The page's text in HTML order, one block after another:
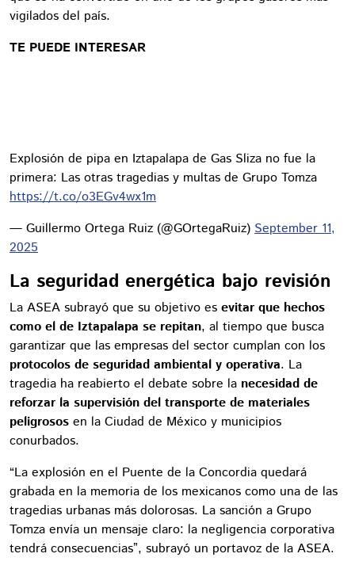
vigilados del país.
TE PUEDE INTERESAR
Explosión de pipa en Iztapalapa de Gas Sliza no fue la
primera: Las otras tragedias y multas de Grupo Tomza
https://t.co/o3EGv4wx1m
— Guillermo Ortega Ruiz (@GOrtegaRuiz) September 11,
2025
La seguridad energética bajo revisión
La ASEA subrayó que su objetivo es evitar que hechos
como el de Iztapalapa se repitan, al tiempo que busca
garantizar que las empresas del sector cumplan con los
protocolos de seguridad ambiental y operativa. La
tragedia ha reabierto el debate sobre la necesidad de
reforzar la supervisión del transporte de materiales
peligrosos en la Ciudad de México y municipios
conurbados.
“La explosión en el Puente de la Concordia quedará
grabada en la memoria de los mexicanos como una de las
tragedias urbanas más dolorosas. La sanción a Grupo
Tomza envía un mensaje claro: la negligencia corporativa
tendrá consecuencias”, subrayó un portavoz de la ASEA.